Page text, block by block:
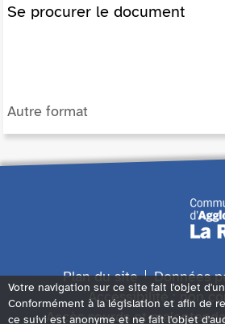
Se procurer le document
Autre format
Plan du site
Données
Accessibilité : non
Accès sourds et
Votre navigation sur ce site fait l'objet
Conformément à la législation et afin de
ce suivi est anonyme et ne fait l'objet